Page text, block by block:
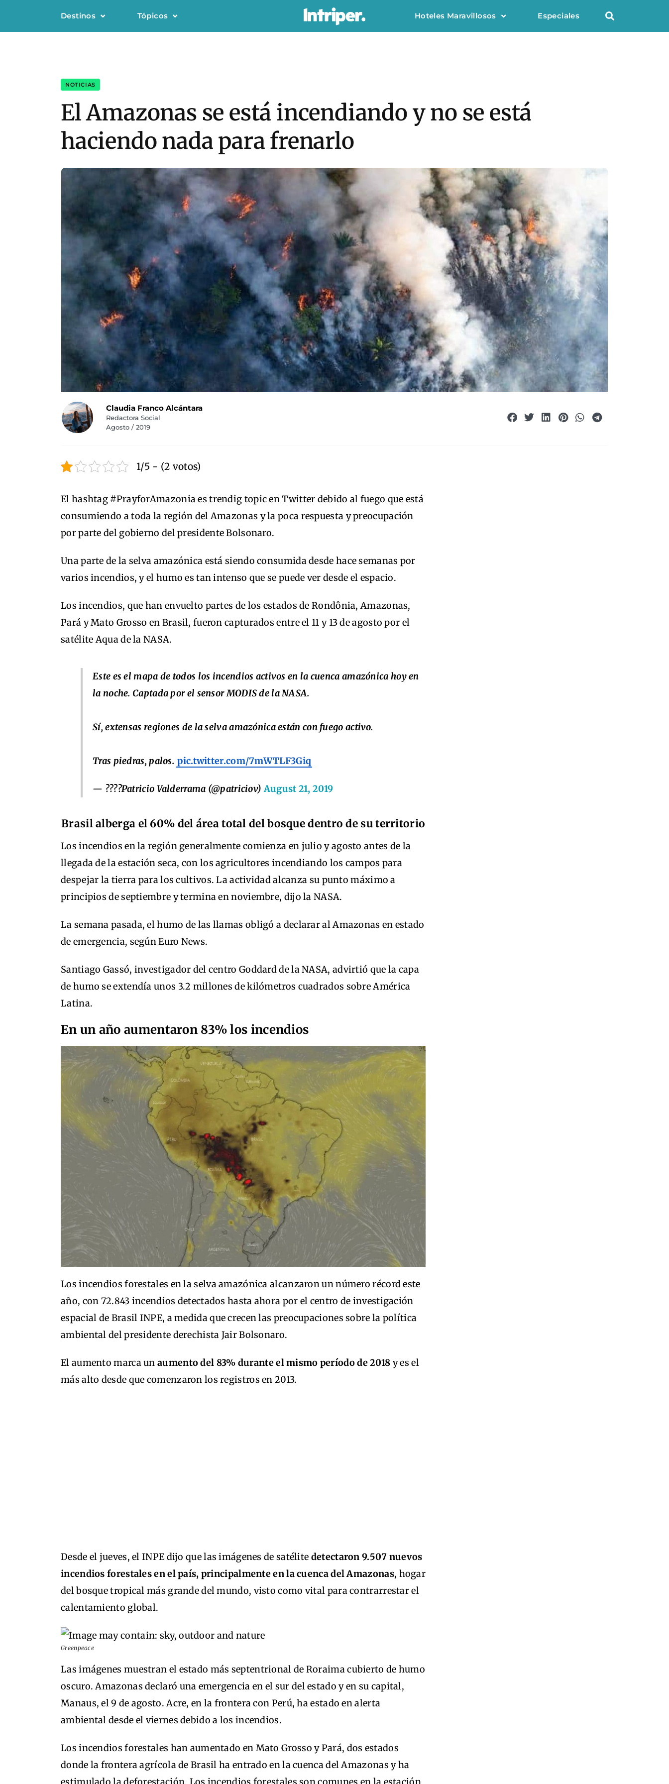
Destinos Tópicos Hoteles Maravillosos Especiales
NOTICIAS
El Amazonas se está incendiando y no se está
haciendo nada para frenarlo
Claudia Franco Alcántara
Redactora Social
Agosto / 2019
1/5 - (2 votos)
El hashtag #PrayforAmazonia es trendig topic en Twitter debido al fuego que está
consumiendo a toda la región del Amazonas y la poca respuesta y preocupación
por parte del gobierno del presidente Bolsonaro.
Una parte de la selva amazónica está siendo consumida desde hace semanas por
varios incendios, y el humo es tan intenso que se puede ver desde el espacio.
Los incendios, que han envuelto partes de los estados de Rondônia, Amazonas,
Pará y Mato Grosso en Brasil, fueron capturados entre el 11 y 13 de agosto por el
satélite Aqua de la NASA.
Este es el mapa de todos los incendios activos en la cuenca amazónica hoy en
la noche. Captada por el sensor MODIS de la NASA.
Sí, extensas regiones de la selva amazónica están con fuego activo.
Tras piedras, palos. pic.twitter.com/7mWTLF3Giq
— ????Patricio Valderrama (@patriciov)August 21, 2019
Brasil alberga el 60% del área total del bosque dentro de su territorio
Los incendios en la región generalmente comienza en julio y agosto antes de la
llegada de la estación seca, con los agricultores incendiando los campos para
despejar la tierra para los cultivos. La actividad alcanza su punto máximo a
principios de septiembre y termina en noviembre, dijo la NASA.
La semana pasada, el humo de las llamas obligó a declarar al Amazonas en estado
de emergencia, según Euro News.
Santiago Gassó, investigador del centro Goddard de la NASA, advirtió que la capa
de humo se extendía unos 3.2 millones de kilómetros cuadrados sobre América
Latina.
En un año aumentaron 83% los incendios
Los incendios forestales en la selva amazónica alcanzaron un número récord este
año, con 72.843 incendios detectados hasta ahora por el centro de investigación
espacial de Brasil INPE, a medida que crecen las preocupaciones sobre la política
ambiental del presidente derechista Jair Bolsonaro.
El aumento marca un aumento del 83% durante el mismo período de 2018 y es el
más alto desde que comenzaron los registros en 2013.
Desde el jueves, el INPE dijo que las imágenes de satélite detectaron 9.507 nuevos
incendios forestales en el país, principalmente en la cuenca del Amazonas, hogar
del bosque tropical más grande del mundo, visto como vital para contrarrestar el
calentamiento global.
Greenpeace
Las imágenes muestran el estado más septentrional de Roraima cubierto de humo
oscuro. Amazonas declaró una emergencia en el sur del estado y en su capital,
Manaus, el 9 de agosto. Acre, en la frontera con Perú, ha estado en alerta
ambiental desde el viernes debido a los incendios.
Los incendios forestales han aumentado en Mato Grosso y Pará, dos estados
donde la frontera agrícola de Brasil ha entrado en la cuenca del Amazonas y ha